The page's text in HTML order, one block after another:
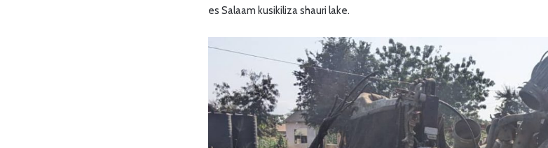
es Salaam kusikiliza shauri lake.